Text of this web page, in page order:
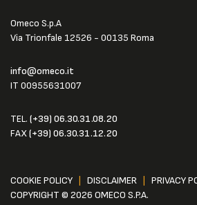
Omeco S.p.A
Via Trionfale 12526 - 00135 Roma
info@omeco.it
IT 00955631007
TEL. (+39) 06.30.31.08.20
FAX(+39) 06.30.31.12.20
COOKIE POLICY DISCLAIMER
PRIVACY
COPYRIGHT © 2026 OMECO S.P.A.